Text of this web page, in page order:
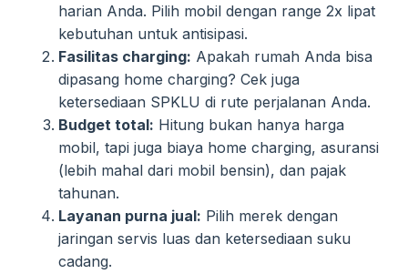
harian Anda. Pilih mobil dengan range 2x lipat
kebutuhan untuk antisipasi.
Fasilitas charging: Apakah rumah Anda bisa
dipasang home charging? Cek juga
ketersediaan SPKLU di rute perjalanan Anda.
Budget total: Hitung bukan hanya harga
mobil, tapi juga biaya home charging, asuransi
(lebih mahal dari mobil bensin), dan pajak
tahunan.
Layanan purna jual: Pilih merek dengan
jaringan servis luas dan ketersediaan suku
cadang.